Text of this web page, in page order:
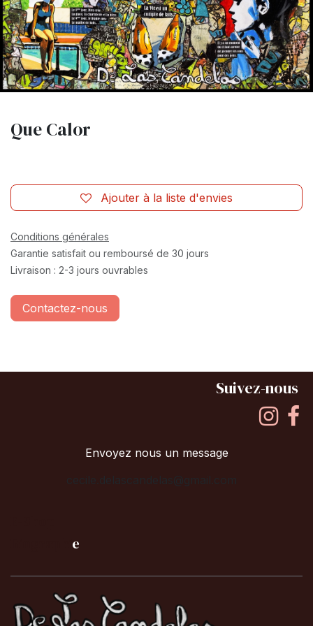
Que Calor
Ajouter à la liste d'envies
Conditions générales
Garantie satisfait ou remboursé de 30 jours
Livraison : 2-3 jours ouvrables
Contactez-nous
Suivez-nous
Envoyez nous un message
e